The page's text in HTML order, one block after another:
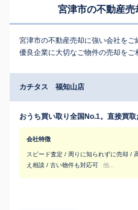
宮津市の不動産
宮津市の不動産売却に強い会社を
優良企業に大切なご物件の売却をご
カチタス 福知山店
おうち買い取り全国No.1。直接買取
会社特徴
スピード査定 / 周りに知られずに売却 /
え相談 / 古い物件も対応可
他...